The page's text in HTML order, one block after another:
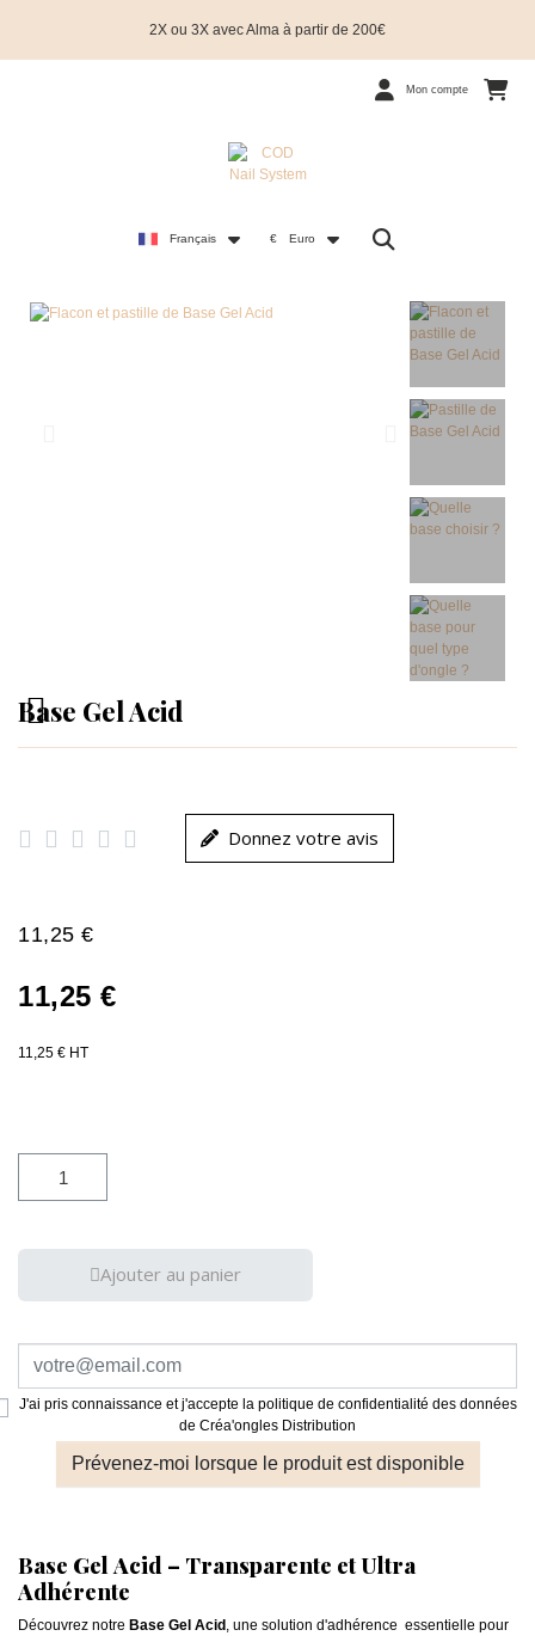
2X ou 3X avec Alma à partir de 200€
Mon compte
Français € Euro
Base Gel Acid
     Donnez votre avis
11,25 €
11,25 €
11,25 € HT
Ajouter au panier
J'ai pris connaissance et j'accepte la politique de confidentialité des données
de Créa'ongles Distribution
Prévenez-moi lorsque le produit est disponible
Base Gel Acid – Transparente et Ultra
Adhérente
Découvrez notre Base Gel Acid , une solution d'adhérence essentielle pour